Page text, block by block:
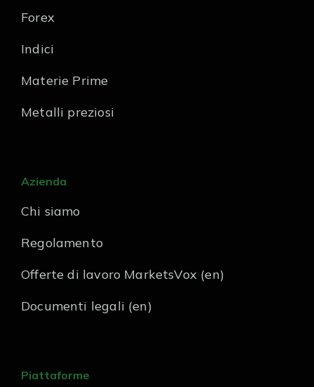
Forex
Indici
Materie Prime
Metalli preziosi
Azienda
Chi siamo
Regolamento
Offerte di lavoro MarketsVox (en)
Documenti legali (en)
Piattaforme